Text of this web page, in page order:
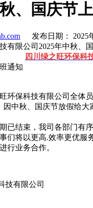
、国庆节
发布日期： 2025
有限公司2025年中秋、
四川绿之旺环保科
通知
环保科技有限公司全体
因中秋、国庆节放假给大
已结束，我司各部门有
们将以更高.效率更优服
行业务合作。
技有限公司